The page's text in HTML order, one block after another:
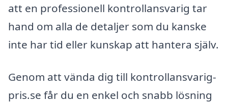
att en professionell kontrollansvarig tar
hand om alla de detaljer som du kanske
inte har tid eller kunskap att hantera själv.
Genom att vända dig till kontrollansvarig-
pris.se får du en enkel och snabb lösning